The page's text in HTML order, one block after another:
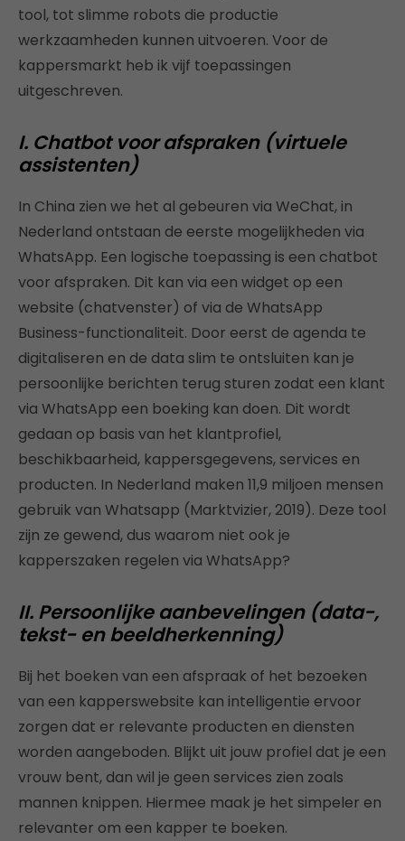
tool, tot slimme robots die productie
werkzaamheden kunnen uitvoeren. Voor de
kappersmarkt heb ik vijf toepassingen
uitgeschreven.
I. Chatbot voor afspraken (virtuele
assistenten)
In China zien we het al gebeuren via WeChat, in
Nederland ontstaan de eerste mogelijkheden via
WhatsApp. Een logische toepassing is een chatbot
voor afspraken. Dit kan via een widget op een
website (chatvenster) of via de WhatsApp
Business-functionaliteit. Door eerst de agenda te
digitaliseren en de data slim te ontsluiten kan je
persoonlijke berichten terug sturen zodat een klant
via WhatsApp een boeking kan doen. Dit wordt
gedaan op basis van het klantprofiel,
beschikbaarheid, kappersgegevens, services en
producten. In Nederland maken 11,9 miljoen mensen
gebruik van Whatsapp (Marktvizier, 2019). Deze tool
zijn ze gewend, dus waarom niet ook je
kapperszaken regelen via WhatsApp?
II. Persoonlijke aanbevelingen (data-,
tekst- en beeldherkenning)
Bij het boeken van een afspraak of het bezoeken
van een kapperswebsite kan intelligentie ervoor
zorgen dat er relevante producten en diensten
worden aangeboden. Blijkt uit jouw profiel dat je een
vrouw bent, dan wil je geen services zien zoals
mannen knippen. Hiermee maak je het simpeler en
relevanter om een kapper te boeken.